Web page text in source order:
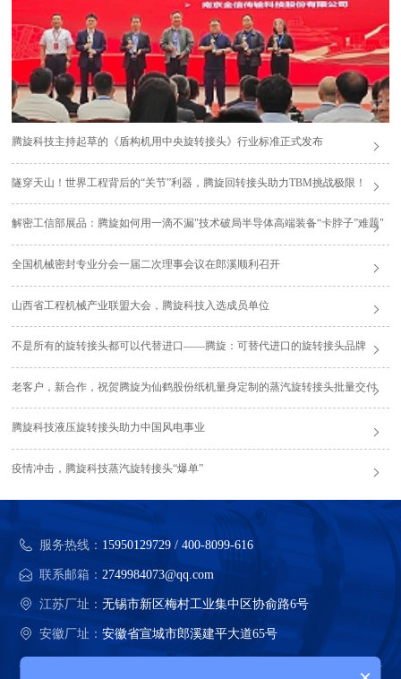
腾旋科技主持起草的《盾构机用中央旋转接头》行业标准正式发布
隧穿天山！世界工程背后的“关节”利器，腾旋回转接头助力TBM挑战极限！
解密工信部展品：腾旋如何用一滴不漏"技术破局半导体高端装备“卡脖子”难题"
全国机械密封专业分会一届二次理事会议在郎溪顺利召开
山西省工程机械产业联盟大会，腾旋科技入选成员单位
不是所有的旋转接头都可以代替进口——腾旋：可替代进口的旋转接头品牌
老客户，新合作，祝贺腾旋为仙鹤股份纸机量身定制的蒸汽旋转接头批量交付
腾旋科技液压旋转接头助力中国风电事业
疫情冲击，腾旋科技蒸汽旋转接头“爆单”
服务热线： 15950129729 / 400-8099-616
联系邮箱：2749984073@qq.com
江苏厂址：无锡市新区梅村工业集中区协俞路6号
安徽厂址：安徽省宣城市郎溪建平大道65号